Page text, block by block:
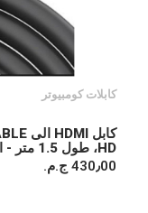
كابلات كومبيوتر
HD، طول 1.5 متر - اسود
430٫00 ج.م.‏